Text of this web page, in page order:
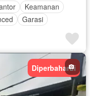
Keamanan
Garasi
Diperbaharui